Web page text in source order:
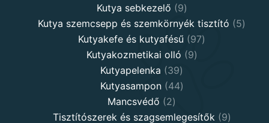
Kutya sebkezelő 99
products
Kutya szemcsepp és szemkörnyék tisztító 55
Kutyakefe és kutyafésű 9797
Kutyakozmetikai olló 99
Kutyapelenka 3939
products
Kutyasampon 4444
Mancsvédő 22
products
Tisztítószerek és szagsemlegesítők 99